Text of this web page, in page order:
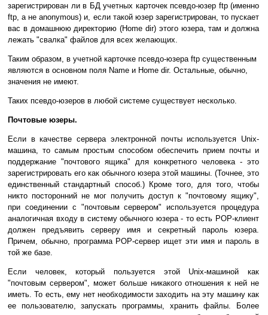
зарегистрирован ли в БД учетных карточек псевдо-юзер ftp (именно
ftp, а не anonymous) и, если такой юзер зарегистрирован, то пускает
вас в домашнюю директорию (Home dir) этого юзера, там и должна
лежать "свалка" файлов для всех желающих.
Таким образом, в учетной карточке псевдо-юзера ftp существенным
являются в основном поля Name и Home dir. Остальные, обычно,
значения не имеют.
Таких псевдо-юзеров в любой системе существует несколько.
Почтовые юзеры.
Если в качестве сервера электронной почты используется Unix-
машина, то самым простым способом обеспечить прием почты и
поддержание "почтового ящика" для конкретного человека - это
зарегистрировать его как обычного юзера этой машины. (Точнее, это
единственный стандартный способ.) Кроме того, для того, чтобы
никто посторонний не мог получить доступ к "почтовому ящику",
при соединении с "почтовым сервером" используется процедура
аналогичная входу в систему обычного юзера - то есть POP-клиент
должен предъявить серверу имя и секретный пароль юзера.
Причем, обычно, программа POP-сервер ищет эти имя и пароль в
той же базе.
Если человек, который пользуется этой Unix-машиной как
"почтовым сервером", может больше никакого отношения к ней не
иметь. То есть, ему нет необходимости заходить на эту машину как
ее пользователю, запускать программы, хранить файлы. Более